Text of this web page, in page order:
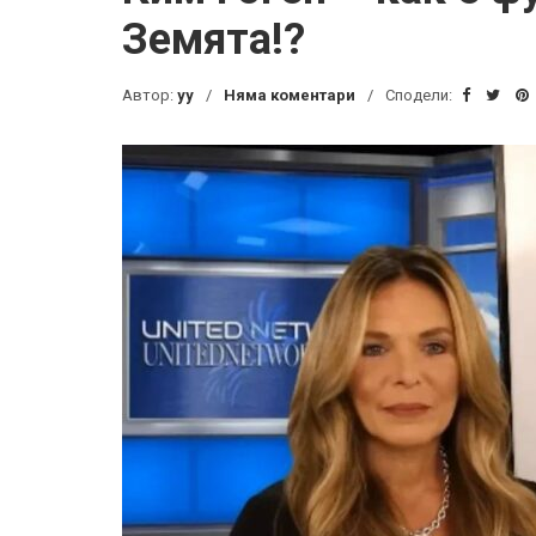
Земята!?
Автор: yy Няма коментари Сподели: